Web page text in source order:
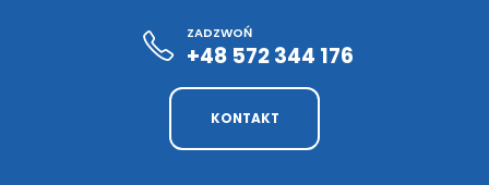
ZADZWOŃ
+48 572 344 176
KONTAKT